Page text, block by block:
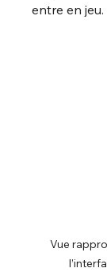
entre en jeu.
Vue